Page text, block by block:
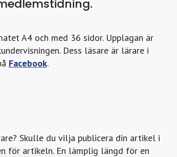
A4 och med 36 sidor. Upplagan är
Dess läsare är lärare i
Facebook.
Skulle du vilja publicera din artikel i
för artikeln. En lämplig längd för en